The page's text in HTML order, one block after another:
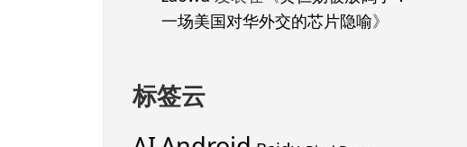
一场美国对华外交的芯片隐喻》
标签云